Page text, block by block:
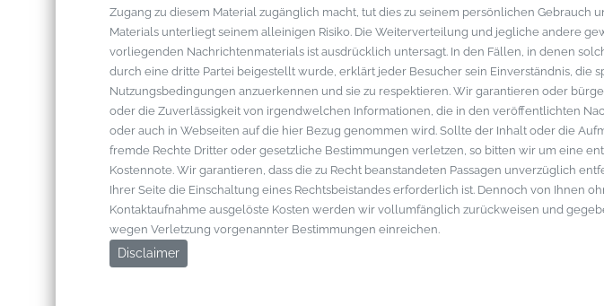
Zugang zu diesem Material zugänglich macht, tut dies zu seinem persönlichen Gebrauch
Materials unterliegt seinem alleinigen Risiko. Die Weiterverteilung und jegliche andere
vorliegenden Nachrichtenmaterials ist ausdrücklich untersagt. In den Fällen, in denen
durch eine dritte Partei beigestellt wurde, erklärt jeder Besucher sein Einverständnis, die
Nutzungsbedingungen anzuerkennen und sie zu respektieren. Wir garantieren oder
oder die Zuverlässigkeit von irgendwelchen Informationen, die in den veröffentlichten
oder auch in Webseiten auf die hier Bezug genommen wird. Sollte der Inhalt oder die
fremde Rechte Dritter oder gesetzliche Bestimmungen verletzen, so bitten wir um eine
Kostennote. Wir garantieren, dass die zu Recht beanstandeten Passagen unverzüglich
Ihrer Seite die Einschaltung eines Rechtsbeistandes erforderlich ist. Dennoch von Ihnen
Kontaktaufnahme ausgelöste Kosten werden wir vollumfänglich zurückweisen und
wegen Verletzung vorgenannter Bestimmungen einreichen.
Disclaimer